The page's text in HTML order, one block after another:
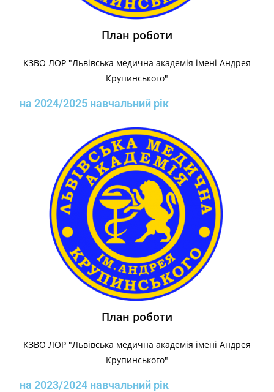
План роботи
КЗВО ЛОР "Львівська медична академія імені Андрея
Крупинського"
на 2024/2025 навчальний рік
План роботи
КЗВО ЛОР "Львівська медична академія імені Андрея
Крупинського"
на 2023/2024 навчальний рік